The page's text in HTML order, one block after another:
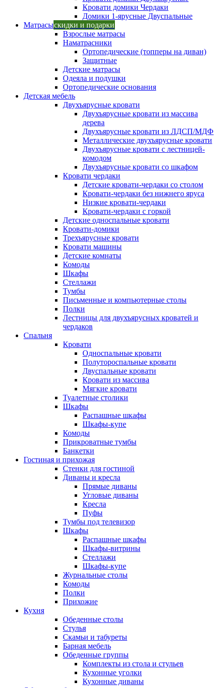
Кровати домики Чердаки
Домики 1-ярусные Двуспальные
Матрасыскидки и подарки
Взрослые матрасы
Наматрасники
Ортопедические (топперы на диван)
Защитные
Детские матрасы
Одеяла и подушки
Ортопедические основания
Детская мебель
Двухъярусные кровати
Двухъярусные кровати из массива
дерева
Двухъярусные кровати из ЛДСП/МДФ
Металлические двухъярусные кровати
Двухъярусные кровати с лестницей-
комодом
Двухъярусные кровати со шкафом
Кровати чердаки
Детские кровати-чердаки со столом
Кровати-чердаки без нижнего яруса
Низкие кровати-чердаки
Кровати-чердаки с горкой
Детские односпальные кровати
Кровати-домики
Трехъярусные кровати
Кровати машины
Детские комнаты
Комоды
Шкафы
Стеллажи
Тумбы
Письменные и компьютерные столы
Полки
Лестницы для двухъярусных кроватей и
чердаков
Спальня
Кровати
Односпальные кровати
Полутороспальные кровати
Двуспальные кровати
Кровати из массива
Мягкие кровати
Туалетные столики
Шкафы
Распашные шкафы
Шкафы-купе
Комоды
Прикроватные тумбы
Банкетки
Гостиная и прихожая
Стенки для гостиной
Диваны и кресла
Прямые диваны
Угловые диваны
Кресла
Пуфы
Тумбы под телевизор
Шкафы
Распашные шкафы
Шкафы-витрины
Стеллажи
Шкафы-купе
Журнальные столы
Комоды
Полки
Прихожие
Кухня
Обеденные столы
Стулья
Скамьи и табуреты
Барная мебель
Обеденные группы
Комплекты из стола и стульев
Кухонные уголки
Кухонные диваны